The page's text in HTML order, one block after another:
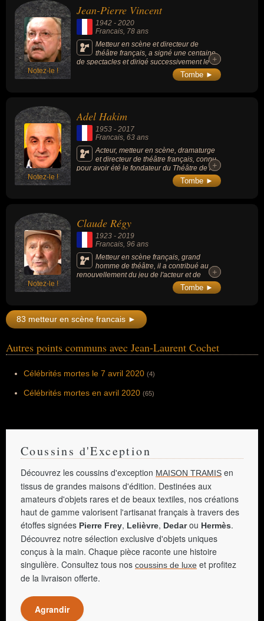
Notez-le !
Jean-Pierre Vincent
1942 - 2020
Francais , 78 ans
Metteur en scène et directeur de
théâtre français, a signé une centaine
de spectacles et dirigé successivement le
Théâtre national de Strasbourg (TNS), la
Comédie-Française et les Amandiers, à
Podalydès, de Stanislas Nordey,
d’Emmanuelle Béart, de Pascal Rambert et
de bien d’autres.
+
+
Tombe ►
Notez-le !
Adel Hakim
1953 - 2017
Francais, 63 ans
Acteur, metteur en scène, dramaturge
et directeur de théâtre français, connu
pour avoir été le fondateur du Théâtre de la
Balance (Paris) et le directeur du centre
dramatique national du Val-de-Marne, à la
Gabriel Calderon, Marivaux...
+
+
Tombe ►
Notez-le !
Claude Régy
1923 - 2019
Francais , 96 ans
Metteur en scène français, grand
homme de théâtre, il a contribué au
renouvellement du jeu de l'acteur et de
l'esthétique du théâtre contemporain.
+
+
Tombe ►
83 metteur en scène francais ►
Autres points communs avec Jean-Laurent Cochet
Célébrités mortes le 7 avril 2020 (4)
Célébrités mortes en avril 2020 (65)
Coussins d'Exception
Découvrez les coussins d'exception MAISON TRAMIS en
tissus de grandes maisons d'édition. Destinées aux
amateurs d'objets rares et de beaux textiles, nos créations
haut de gamme valorisent l'artisanat français à travers des
étoffes signées Pierre Frey, Lelièvre, Dedarou Hermès.
Découvrez notre sélection exclusive d'objets uniques
conçus à la main. Chaque pièce raconte une histoire
singulière. Consultez tous nos coussins de luxe et profitez
de la livraison offerte.
Agrandir